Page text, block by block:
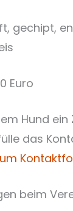
gechipt,
Euro
Hund ein
das
beim